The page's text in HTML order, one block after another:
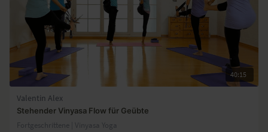
40:15
Valentin Alex
Stehender Vinyasa Flow für Geübte
Fortgeschrittene | Vinyasa Yoga